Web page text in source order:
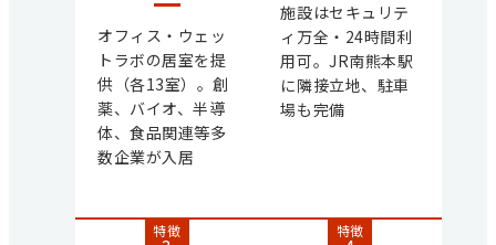
オフィス・ウェッ
トラボの居室を提
供（各13室）。創
薬、バイオ、半導
体、食品関連等多
数企業が入居
施設はセキュリテ
ィ万全・24時間利
用可。JR南熊本駅
に隣接立地、駐車
場も完備
特徴 特徴